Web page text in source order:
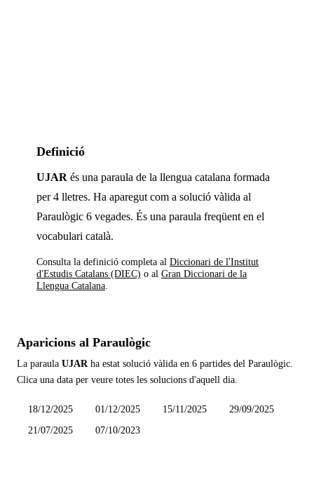
Definició
UJAR és una paraula de la llengua catalana formada
per 4 lletres. Ha aparegut com a solució vàlida al
Paraulògic 6 vegades. És una paraula freqüent en el
vocabulari català.
Consulta la definició completa al Diccionari de l'Institut
d'Estudis Catalans (DIEC) o al Gran Diccionari de la
Llengua Catalana
Aparicions al Paraulògic
La paraula UJAR ha estat solució vàlida en 6 partides del Paraulògic.
Clica una data per veure totes les solucions d'aquell dia.
18/12/2025 01/12/2025 15/11/2025
29/09/2025
21/07/2025
07/10/2023